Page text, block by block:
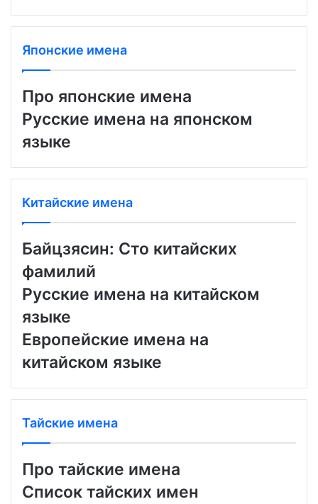
Японские имена
Про японские имена
Русские имена на японском
языке
Китайские имена
Байцзясин: Сто китайских
фамилий
Русские имена на китайском
языке
Европейские имена на
китайском языке
Тайские имена
Про тайские имена
Список тайских имен